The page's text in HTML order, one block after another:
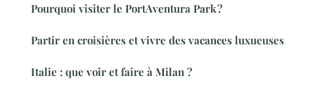
Pourquoi visiter le PortAventura Park ?
Partir en croisières et vivre des vacances luxueuses
Italie : que voir et faire à Milan ?